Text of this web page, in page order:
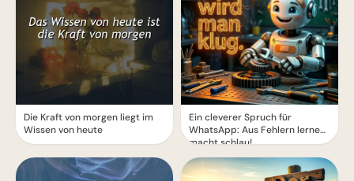
Die Kraft von morgen liegt im
Wissen von heute
Ein cleverer Spruch für
WhatsApp: Aus Fehlern lernen
macht schlau!